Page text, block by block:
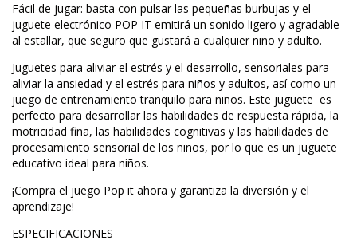
Fácil de jugar: basta con pulsar las pequeñas burbujas y el
juguete electrónico POP IT emitirá un sonido ligero y agradable
al estallar, que seguro que gustará a cualquier niño y adulto.
Juguetes para aliviar el estrés y el desarrollo, sensoriales para
aliviar la ansiedad y el estrés para niños y adultos, así como un
juego de entrenamiento tranquilo para niños. Este juguete es
perfecto para desarrollar las habilidades de respuesta rápida, la
motricidad fina, las habilidades cognitivas y las habilidades de
procesamiento sensorial de los niños, por lo que es un juguete
educativo ideal para niños.
¡Compra el juego Pop it ahora y garantiza la diversión y el
aprendizaje!
ESPECIFICACIONES